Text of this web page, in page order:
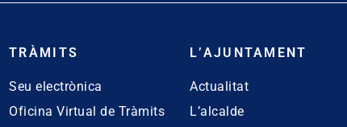
TRÀMITS
Seu electrònica
Oficina Virtual de Tràmits
L’AJUNTAMENT
Actualitat
L’alcalde